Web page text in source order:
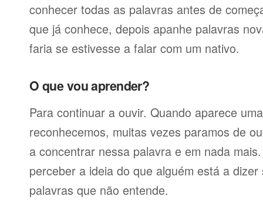
conhecer todas as palavras antes de
que já conhece, depois apanhe palavras
faria se estivesse a falar com um nativo.
O que vou aprender?
Para continuar a ouvir. Quando aparece
reconhecemos, muitas vezes paramos de
a concentrar nessa palavra e em nada
perceber a ideia do que alguém está a
palavras que não entende.